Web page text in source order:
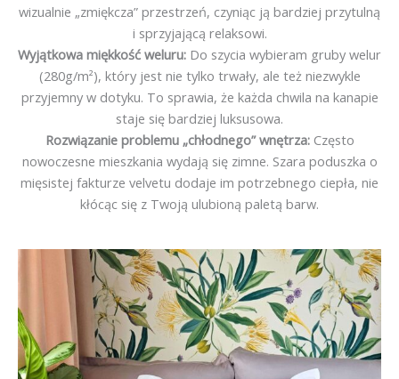
wizualnie „zmiękcza” przestrzeń, czyniąc ją bardziej przytulną
i sprzyjającą relaksowi.
Wyjątkowa miękkość weluru: Do szycia wybieram gruby welur
(280g/m²), który jest nie tylko trwały, ale też niezwykle
przyjemny w dotyku. To sprawia, że każda chwila na kanapie
staje się bardziej luksusowa.
Rozwiązanie problemu „chłodnego” wnętrza: Często
nowoczesne mieszkania wydają się zimne. Szara poduszka o
mięsistej fakturze velvetu dodaje im potrzebnego ciepła, nie
kłócąc się z Twoją ulubioną paletą barw.